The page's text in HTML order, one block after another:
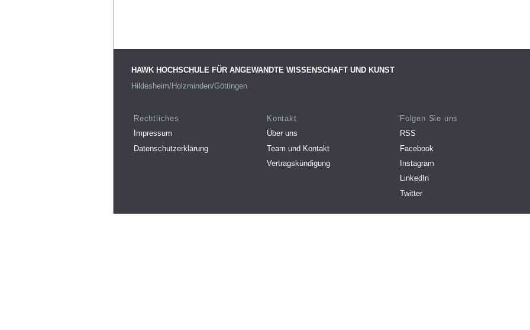
HAWK HOCHSCHULE FÜR ANGEWANDTE WISSENSCHAFT UND KUNST
Hildesheim/Holzminden/Göttingen
Rechtliches
Impressum
Datenschutzerklärung
Kontakt
Über uns
Team und Kontakt
Vertragskündigung
Folgen Sie uns
RSS
Facebook
Instagram
LinkedIn
Twitter